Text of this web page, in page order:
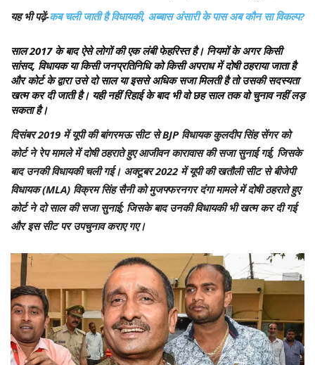
यह भी पढ़ें-कब चली जाती है विधायकी, अब्बास अंसारी के पास अब कौन सा विकल्प?
साल 2017 के बाद ऐसे लोगों की एक लंबी फेहरिस्त है। नियमों के अगर किसी
सांसद, विधायक या किसी जनप्रतिनिधि को किसी अपराध में दोषी ठहराया जाता है
और कोर्ट के द्वारा उसे दो साल या इससे अधिक सजा मिलती है तो उसकी सदस्यता
खत्म कर दी जाती है। यही नहीं रिहाई के बाद भी वो छह साल तक वो चुनाव नहीं लड़
सकता है।
दिसंबर 2019 में यूपी की बांगरमऊ सीट से BJP विधायक कुलदीप सिंह सेंगर को
कोर्ट ने रेप मामले में दोषी ठहराते हुए आजीवन कारावास की सजा सुनाई गई, जिसके
बाद उनकी विधायकी चली गई। अक्टूबर 2022 में यूपी की खतौली सीट से बीजेपी
विधायक (MLA) विक्रम सिंह सैनी को मुजफ्फरनगर दंगा मामले में दोषी ठहराते हुए
कोर्ट ने दो साल की सजा सुनाई; जिसके बाद उनकी विधायकी भी खत्म कर दी गई
और इस सीट पर उपचुनाव कराए गए।